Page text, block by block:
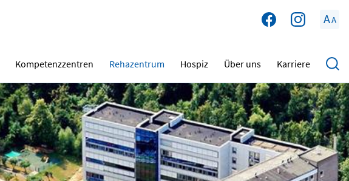
AA
Kompetenzzentren Rehazentrum Hospiz Über uns Karriere